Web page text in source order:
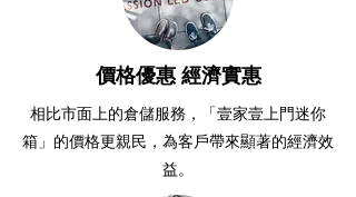
價格優惠 經濟實惠
相比市面上的倉儲服務，「壹家壹上門迷你
箱」的價格更親民，為客戶帶來顯著的經濟效
益。